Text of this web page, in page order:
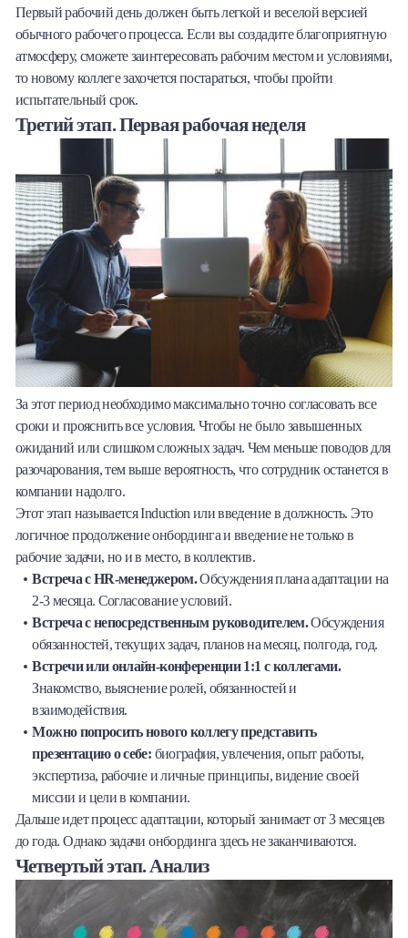
Первый рабочий день должен быть легкой и веселой версией
обычного рабочего процесса. Если вы создадите благоприятную
атмосферу, сможете заинтересовать рабочим местом и условиями,
то новому коллеге захочется постараться, чтобы пройти
испытательный срок.
Третий этап. Первая рабочая неделя
За этот период необходимо максимально точно согласовать все
сроки и прояснить все условия. Чтобы не было завышенных
ожиданий или слишком сложных задач. Чем меньше поводов для
разочарования, тем выше вероятность, что сотрудник останется в
компании надолго.
Этот этап называется Induction или введение в должность. Это
логичное продолжение онбординга и введение не только в
рабочие задачи, но и в место, в коллектив.
Встреча с HR-менеджером.Обсуждения плана адаптации на
2-3 месяца. Согласование условий.
Встреча с непосредственным руководителем.Обсуждения
обязанностей, текущих задач, планов на месяц, полгода, год.
Встречи или онлайн-конференции 1:1 с коллегами.
Знакомство, выяснение ролей, обязанностей и
взаимодействия.
Можно попросить нового коллегу представить
презентацию о себе: биография, увлечения, опыт работы,
экспертиза, рабочие и личные принципы, видение своей
миссии и цели в компании.
Дальше идет процесс адаптации, который занимает от 3 месяцев
до года. Однако задачи онбординга здесь не заканчиваются.
Четвертый этап. Анализ